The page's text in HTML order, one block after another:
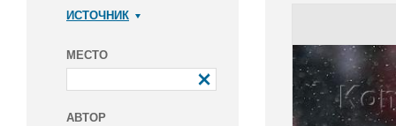
ИСТОЧНИК
МЕСТО
АВТОР